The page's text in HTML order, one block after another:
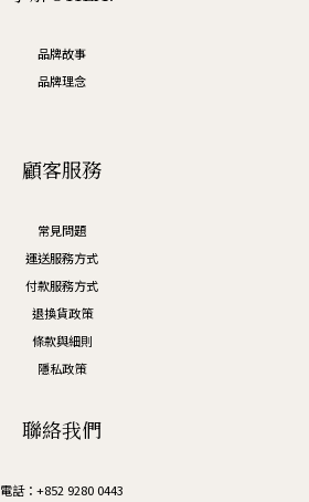
品牌故事
品牌理念
顧客服務
常見問題
運送服務方式
付款服務方式
退換貨政策
條款與細則
隱私政策
聯絡我們
電話：+852 9280 0443